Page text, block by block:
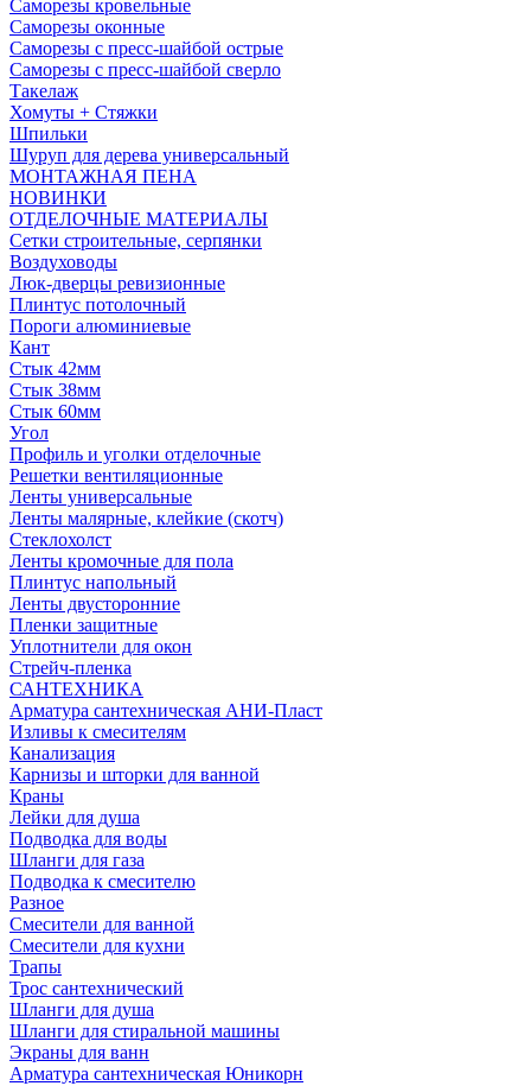
Саморезы кровельные
Саморезы оконные
Саморезы с пресс-шайбой острые
Саморезы с пресс-шайбой сверло
Такелаж
Хомуты + Стяжки
Шпильки
Шуруп для дерева универсальный
МОНТАЖНАЯ ПЕНА
НОВИНКИ
ОТДЕЛОЧНЫЕ МАТЕРИАЛЫ
Сетки строительные, серпянки
Воздуховоды
Люк-дверцы ревизионные
Плинтус потолочный
Пороги алюминиевые
Кант
Стык 42мм
Стык 38мм
Стык 60мм
Угол
Профиль и уголки отделочные
Решетки вентиляционные
Ленты универсальные
Ленты малярные, клейкие (скотч)
Стеклохолст
Ленты кромочные для пола
Плинтус напольный
Ленты двусторонние
Пленки защитные
Уплотнители для окон
Стрейч-пленка
САНТЕХНИКА
Арматура сантехническая АНИ-Пласт
Изливы к смесителям
Канализация
Карнизы и шторки для ванной
Краны
Лейки для душа
Подводка для воды
Шланги для газа
Подводка к смесителю
Разное
Смесители для ванной
Смесители для кухни
Трапы
Трос сантехнический
Шланги для душа
Шланги для стиральной машины
Экраны для ванн
Арматура сантехническая Юникорн